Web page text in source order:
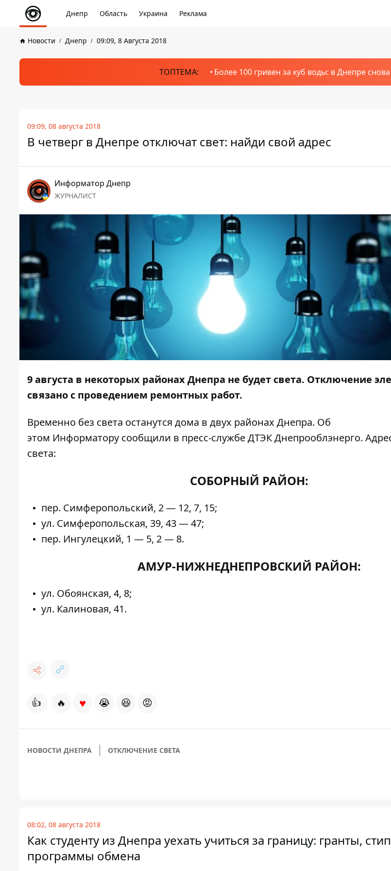
Днепр Область Украина Реклама
Новости Днепр 09:09, 8 Августа 2018
ТОПТЕМА: Более 100 гривен за куб воды: в Днепре
09:09, 08 августа 2018
В четверг в Днепре отключат свет: найди свой адрес
Информатор Днепр
ЖУРНАЛИСТ
9 августа в некоторых районах Днепра не будет света. Отключение
связано с проведением ремонтных работ.
Временно без света останутся дома в двух районах Днепра. Об
этом Информатору сообщили в пресс-службе ДТЭК Днепрооблэнерго.
света:
СОБОРНЫЙ РАЙОН:
пер. Симферопольский, 2 — 12, 7, 15;
ул. Симферопольская, 39, 43 — 47;
пер. Ингулецкий, 1 — 5, 2 — 8.
АМУР-НИЖНЕДНЕПРОВСКИЙ РАЙОН:
ул. Обоянская, 4, 8;
ул. Калиновая, 41.
👍 🔥 ♥ 😭 😆 😡
НОВОСТИ ДНЕПРА ОТКЛЮЧЕНИЕ СВЕТА
08:02, 08 августа 2018
Как студенту из Днепра уехать учиться за границу: гранты,
программы обмена